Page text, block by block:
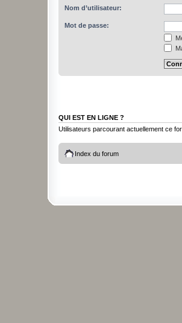
Nom d’utilisateur:
Mot de passe:
QUI EST EN LIGNE ?
Utilisateurs parcourant actuellement ce
Index du forum